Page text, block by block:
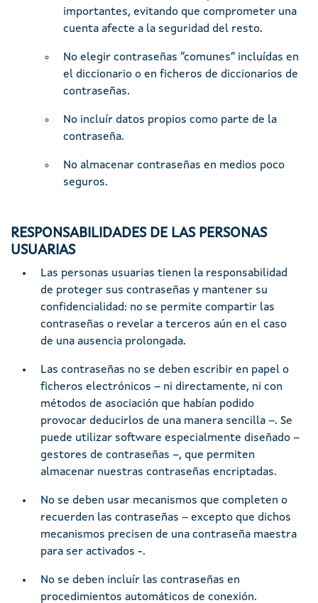
importantes, evitando que comprometer una
cuenta afecte a la seguridad del resto.
No elegir contraseñas “comunes” incluídas en
el diccionario o en ficheros de diccionarios de
contraseñas.
No incluír datos propios como parte de la
contraseña.
No almacenar contraseñas en medios poco
seguros.
RESPONSABILIDADES DE LAS PERSONAS
USUARIAS
Las personas usuarias tienen la responsabilidad
de proteger sus contraseñas y mantener su
confidencialidad: no se permite compartir las
contraseñas o revelar a terceros aún en el caso
de una ausencia prolongada.
Las contraseñas no se deben escribir en papel o
ficheros electrónicos – ni directamente, ni con
métodos de asociación que habían podido
provocar deducirlos de una manera sencilla –. Se
puede utilizar software especialmente diseñado –
gestores de contraseñas –, que permiten
almacenar nuestras contraseñas encriptadas.
No se deben usar mecanismos que completen o
recuerden las contraseñas – excepto que dichos
mecanismos precisen de una contraseña maestra
para ser activados -.
No se deben incluír las contraseñas en
procedimientos automáticos de conexión.